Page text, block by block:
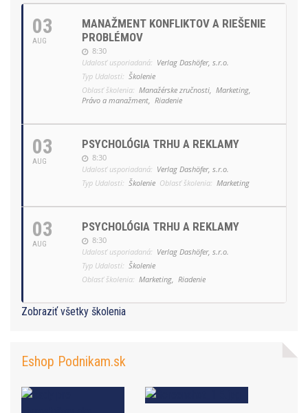
03
AUG
MANAŽMENT KONFLIKTOV A RIEŠENIE
PROBLÉMOV
8:30
Udalosť usporiadaná: Verlag Dashöfer, s.r.o.
Typ Udalosti: Školenie
Oblasť školenia: Manažérske zručnosti, Marketing,
Právo a manažment, Riadenie
03
AUG
PSYCHOLÓGIA TRHU A REKLAMY
8:30
Udalosť usporiadaná: Verlag Dashöfer, s.r.o.
Typ Udalosti: Školenie Oblasť školenia: Marketing
03
AUG
PSYCHOLÓGIA TRHU A REKLAMY
8:30
Udalosť usporiadaná: Verlag Dashöfer, s.r.o.
Typ Udalosti: Školenie
Oblasť školenia: Marketing, Riadenie
Zobraziť všetky školenia
Eshop Podnikam.sk